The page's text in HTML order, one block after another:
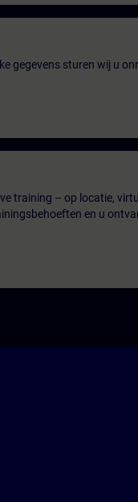
gegevens sturen wij u
training – op locatie,
en u